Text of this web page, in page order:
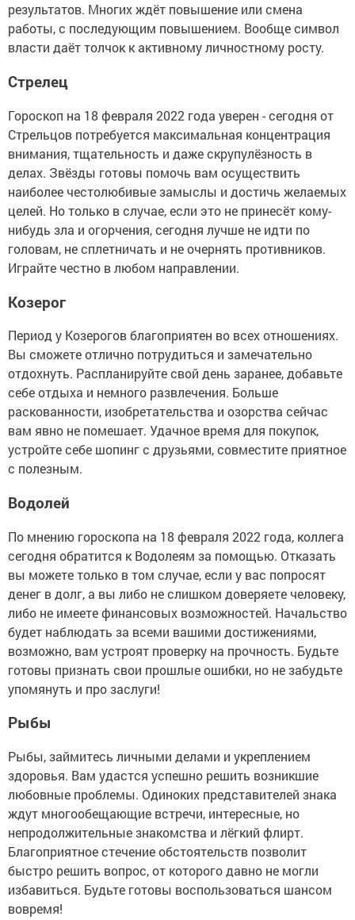
результатов. Многих ждёт повышение или смена
работы, с последующим повышением. Вообще символ
власти даёт толчок к активному личностному росту.
Стрелец
Гороскоп на 18 февраля 2022 года уверен - сегодня от
Стрельцов потребуется максимальная концентрация
внимания, тщательность и даже скрупулёзность в
делах. Звёзды готовы помочь вам осуществить
наиболее честолюбивые замыслы и достичь желаемых
целей. Но только в случае, если это не принесёт кому-
нибудь зла и огорчения, сегодня лучше не идти по
головам, не сплетничать и не очернять противников.
Играйте честно в любом направлении.
Козерог
Период у Козерогов благоприятен во всех отношениях.
Вы сможете отлично потрудиться и замечательно
отдохнуть. Распланируйте свой день заранее, добавьте
себе отдыха и немного развлечения. Больше
раскованности, изобретательства и озорства сейчас
вам явно не помешает. Удачное время для покупок,
устройте себе шопинг с друзьями, совместите приятное
с полезным.
Водолей
По мнению гороскопа на 18 февраля 2022 года, коллега
сегодня обратится к Водолеям за помощью. Отказать
вы можете только в том случае, если у вас попросят
денег в долг, а вы либо не слишком доверяете человеку,
либо не имеете финансовых возможностей. Начальство
будет наблюдать за всеми вашими достижениями,
возможно, вам устроят проверку на прочность. Будьте
готовы признать свои прошлые ошибки, но не забудьте
упомянуть и про заслуги!
Рыбы
Рыбы, займитесь личными делами и укреплением
здоровья. Вам удастся успешно решить возникшие
любовные проблемы. Одиноких представителей знака
ждут многообещающие встречи, интересные, но
непродолжительные знакомства и лёгкий флирт.
Благоприятное стечение обстоятельств позволит
быстро решить вопрос, от которого давно не могли
избавиться. Будьте готовы воспользоваться шансом
вовремя!